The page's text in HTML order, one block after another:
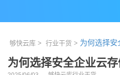
够快云库 > 行业干货 > 为何选择
为何选择安全企业云